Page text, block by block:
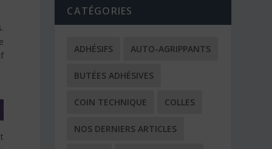
CATÉGORIES
ADHÉSIFS AUTO-AGRIPPANTS
BUTÉES ADHÉSIVES
COIN TECHNIQUE COLLES
NOS DERNIERS ARTICLES